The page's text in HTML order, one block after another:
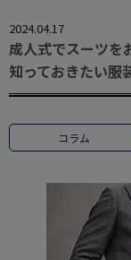
2024.04.17
成人式でスーツを
知っておきたい服
コラム